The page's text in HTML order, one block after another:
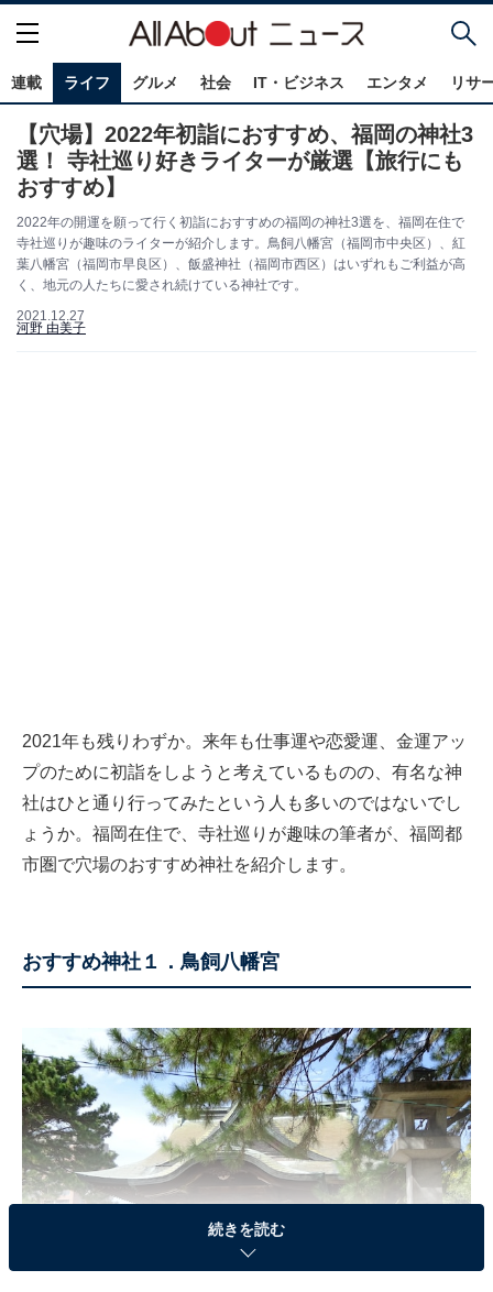
連載 ライフ グルメ 社会 IT・ビジネス エンタメ リサ
【穴場】2022年初詣におすすめ、福岡の神社3
選！ 寺社巡り好きライターが厳選【旅行にも
おすすめ】
2022年の開運を願って行く初詣におすすめの福岡の神社3選を、福岡在住で
寺社巡りが趣味のライターが紹介します。鳥飼八幡宮（福岡市中央区）、紅
葉八幡宮（福岡市早良区）、飯盛神社（福岡市西区）はいずれもご利益が高
く、地元の人たちに愛され続けている神社です。
2021.12.27
河野 由美子
2021年も残りわずか。来年も仕事運や恋愛運、金運アッ
プのために初詣をしようと考えているものの、有名な神
社はひと通り行ってみたという人も多いのではないでし
ょうか。福岡在住で、寺社巡りが趣味の筆者が、福岡都
市圏で穴場のおすすめ神社を紹介します。
おすすめ神社１．鳥飼八幡宮
続きを読む